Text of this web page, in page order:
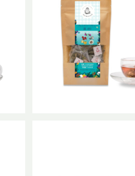
ブレンドハーブティ
サイズ
¥1,240